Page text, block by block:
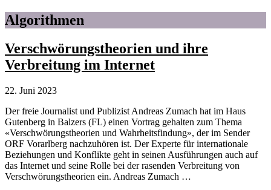
Algorithmen
Verschwörungstheorien und ihre
Verbreitung im Internet
22. Juni 2023
Der freie Journalist und Publizist Andreas Zumach hat im Haus
Gutenberg in Balzers (FL) einen Vortrag gehalten zum Thema
«Verschwörungstheorien und Wahrheitsfindung», der im Sender
ORF Vorarlberg nachzuhören ist. Der Experte für internationale
Beziehungen und Konflikte geht in seinen Ausführungen auch auf
das Internet und seine Rolle bei der rasenden Verbreitung von
Verschwörungstheorien ein. Andreas Zumach …